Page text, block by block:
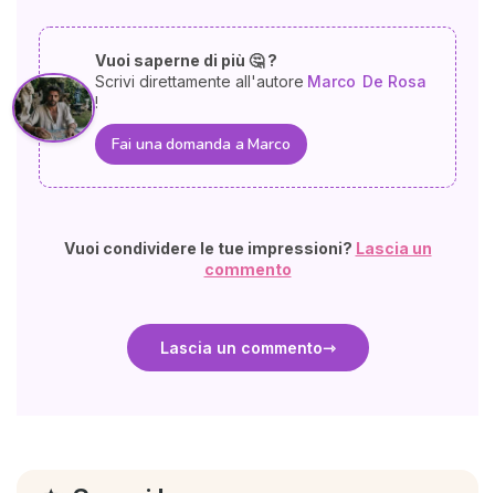
Vuoi saperne di più 🤔 ?
Scrivi direttamente all'autore Marco De Rosa
!
Fai una domanda a Marco
Vuoi condividere le tue impressioni? Lascia un
commento
Lascia un commento